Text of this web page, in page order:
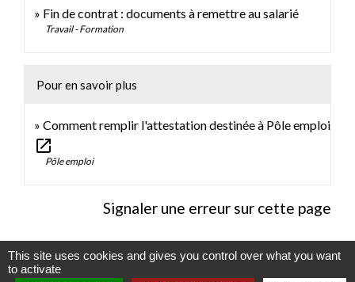
Fin de contrat : documents à remettre au salarié
Travail - Formation
Pour en savoir plus
Comment remplir l'attestation destinée à Pôle emploi
open_in_new
Pôle emploi
Signaler une erreur sur cette page
This site uses cookies and gives you control over what you want
to activate